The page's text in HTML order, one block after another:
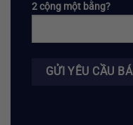
2 cộng một bằng?